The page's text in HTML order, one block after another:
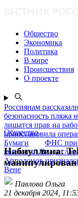
Общество
Экономика
Политика
В мире
Происшествия
О проекте
Россиянам
безопасность пляжа
лишатся прав на
приостановила
Бумаги
ФНС
компаний
Апполонов
Вене
Общество
Набиуллина:
Павлова Ольга
21 декабря 2024,